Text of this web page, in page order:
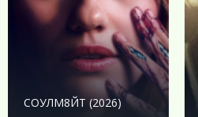
СОУЛМ8ЙТ (2026)